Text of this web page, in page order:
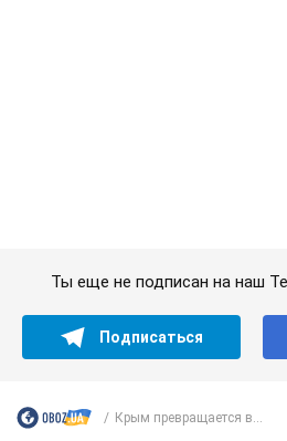
назвала первый симптом,
сигнализировал о его